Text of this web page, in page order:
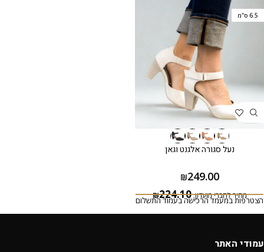
6.5 ס"מ
נעל סגורה אלגנט וגאן
₪249.00
מחיר לחברי מועדון: ₪224.10
הצטרפות במעמד הרכישה בעמוד התשלום
עמודי האתר